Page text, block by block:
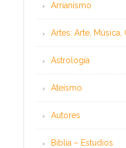
Arrianismo
Artes: Arte, Música,
Astrología
Ateísmo
Autores
Biblia – Estudios